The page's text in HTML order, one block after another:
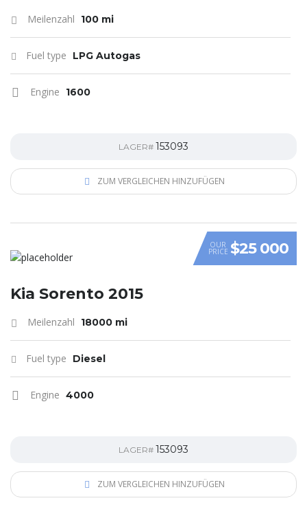
Meilenzahl 100 mi
Fuel type LPG Autogas
Engine 1600
LAGER# 153093
ZUM VERGLEICHEN HINZUFÜGEN
OUR
PRICE $25 000
Kia Sorento 2015
Meilenzahl 18000 mi
Fuel type Diesel
Engine 4000
LAGER# 153093
ZUM VERGLEICHEN HINZUFÜGEN